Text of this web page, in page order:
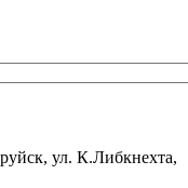
ул. К.Либкнехта,